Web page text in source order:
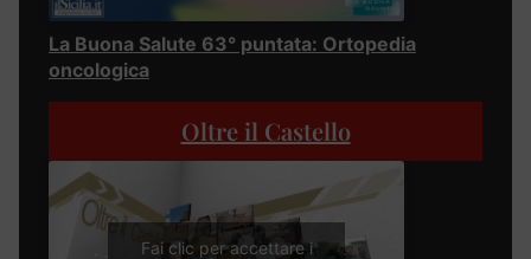
La Buona Salute 63° puntata: Ortopedia
oncologica
Oltre il Castello
Fai clic per accettare i